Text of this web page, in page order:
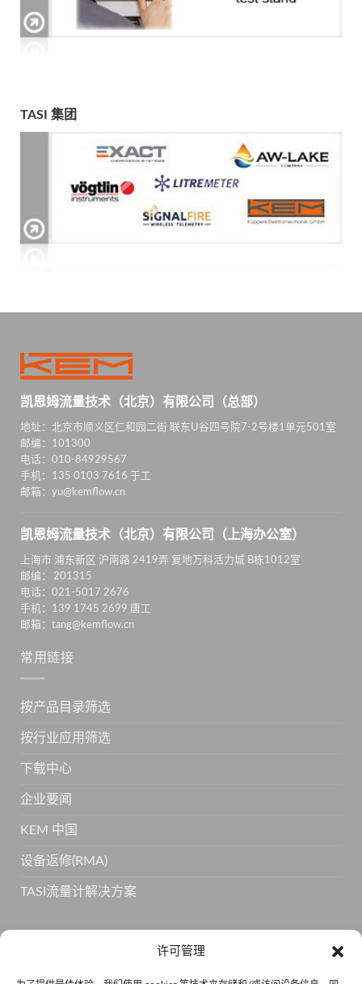
许可管理
TASI 集团
凯恩姆流量技术（北京）有限公司（总部）
地址：北京市顺义区仁和园二街 联东U谷四号院7-2号楼1单元501室
邮编：101300
电话：010-84929567
手机：135 0103 7616 于工
邮箱：yu@kemflow.cn
凯恩姆流量技术（北京）有限公司（上海办公室）
上海市 浦东新区 沪南路 2419弄 复地万科活力城 B栋1012室
邮编： 201315
电话：021-5017 2676
手机：139 1745 2699 唐工
邮箱：tang@kemflow.cn
常用链接
按产品目录筛选
按行业应用筛选
下载中心
企业要闻
KEM 中国
设备返修(RMA)
TASI流量计解决方案
订阅 KEM 获取更多产品信息